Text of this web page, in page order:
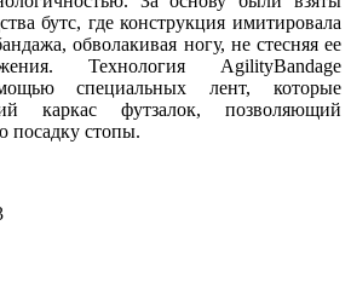
бутс, где конструкция имитировала
обволакивая ногу, не стесняя ее
Технология AgilityBandage
специальных лент, которые
каркас футзалок, позволяющий
посадку стопы.